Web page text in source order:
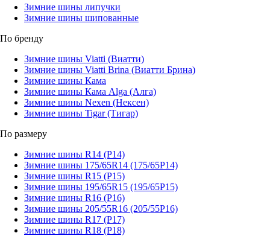
Зимние шины липучки
Зимние шины шипованные
По бренду
Зимние шины Viatti (Виатти)
Зимние шины Viatti Brina (Виатти Брина)
Зимние шины Кама
Зимние шины Кама Alga (Алга)
Зимние шины Nexen (Нексен)
Зимние шины Tigar (Тигар)
По размеру
Зимние шины R14 (Р14)
Зимние шины 175/65R14 (175/65Р14)
Зимние шины R15 (Р15)
Зимние шины 195/65R15 (195/65Р15)
Зимние шины R16 (Р16)
Зимние шины 205/55R16 (205/55Р16)
Зимние шины R17 (Р17)
Зимние шины R18 (Р18)